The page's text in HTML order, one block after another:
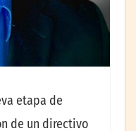
etapa de
de un directivo